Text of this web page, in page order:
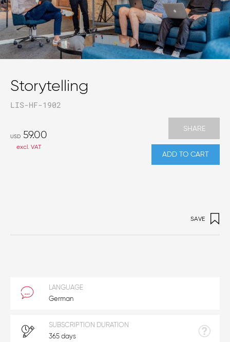
Storytelling
LIS-HF-1902
USD 59.00
excl. VAT
SHARE
ADD TO CART
SAVE
LANGUAGE
German
SUBSCRIPTION DURATION
365 days